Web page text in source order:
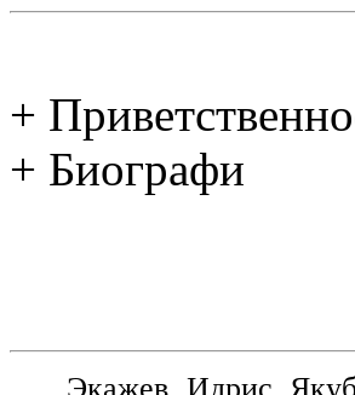
+
+ Биографи
Экажев Идрис